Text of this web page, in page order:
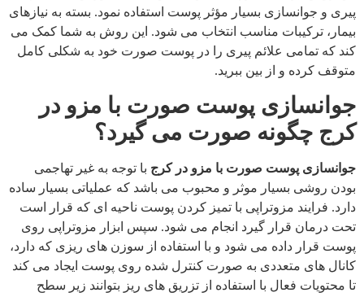
پیری و جوانسازی بسیار مؤثر پوست استفاده نمود. بسته به نیازهای
بیمار، ترکیبات مناسب انتخاب می شود. این روش به شما کمک می
کند که تمامی علائم پیری را در پوست صورت خود به شکلی کامل
متوقف کرده و از بین ببرید.
جوانسازی پوست صورت با مزو در
کرج چگونه صورت می گیرد؟
جوانسازی پوست صورت با مزو در کرج با توجه به غیر تهاجمی
بودن روشی بسیار موثر و محبوب می باشد که عملیاتی بسیار ساده
دارد. فرایند مزوتراپی با تمیز کردن پوست ناحیه ای که قرار است
تحت درمان قرار گیرد انجام می شود. سپس ابزار مزوتراپی روی
پوست قرار داده می شود و با استفاده از سوزن های ریزی که دارد،
کانال های متعددی به صورت کنترل شده روی پوست ایجاد می کند
تا محتویات فعال با استفاده از تزریق های ریز بتوانند زیر سطح